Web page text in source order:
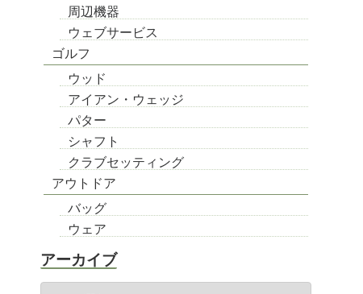
周辺機器
ウェブサービス
ゴルフ
ウッド
アイアン・ウェッジ
パター
シャフト
クラブセッティング
アウトドア
バッグ
ウェア
アーカイブ